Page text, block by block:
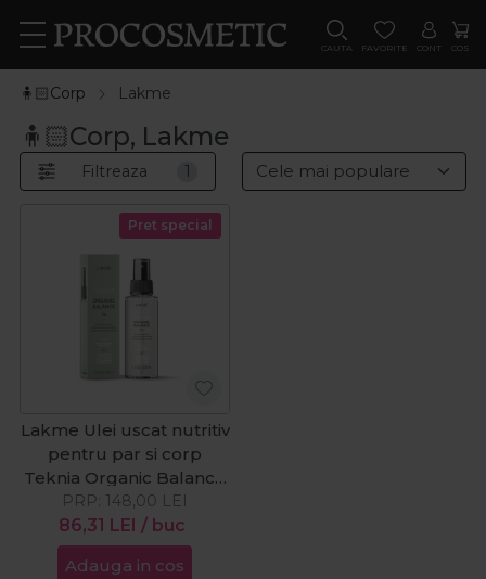
CAUTA FAVORITE CONT COS
🧍🏻Corp Lakme
🧍🏻Corp, Lakme
Filtreaza 1
Pret special
Lakme Ulei uscat nutritiv
pentru par si corp
Teknia Organic Balance
Oil 100ml
86,31 LEI / buc
PRP: 148,00 LEI
Adauga in cos